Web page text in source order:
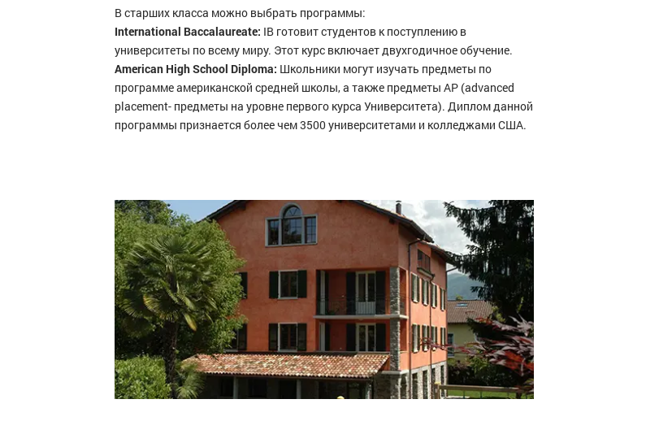
В старших класса можно выбрать программы:
International Baccalaureate: IB готовит студентов к поступлению в
университеты по всему миру. Этот курс включает двухгодичное обучение.
American High School Diploma: Школьники могут изучать предметы по
программе американской средней школы, а также предметы AP (advanced
placement- предметы на уровне первого курса Университета). Диплом данной
программы признается более чем 3500 университетами и колледжами США.